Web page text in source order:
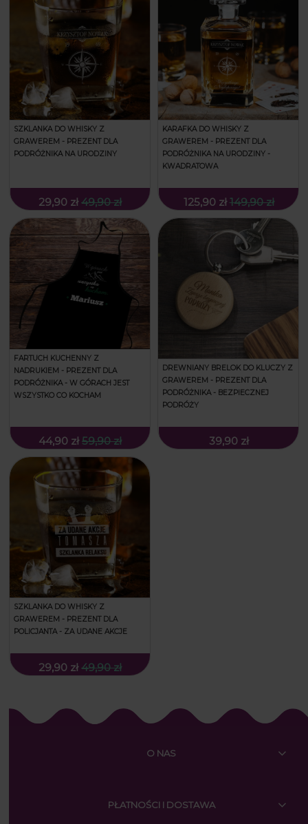
SZKLANKA DO WHISKY Z
GRAWEREM - PREZENT DLA
PODRÓŻNIKA NA URODZINY
29,90 zł 49,90 zł
KARAFKA DO WHISKY Z
GRAWEREM - PREZENT DLA
PODRÓŻNIKA NA URODZINY -
KWADRATOWA
125,90 zł 149,90 zł
FARTUCH KUCHENNY Z
NADRUKIEM - PREZENT DLA
PODRÓŻNIKA - W GÓRACH JEST
WSZYSTKO CO KOCHAM
44,90 zł 59,90 zł
DREWNIANY BRELOK DO KLUCZY Z
GRAWEREM - PREZENT DLA
PODRÓŻNIKA - BEZPIECZNEJ
PODRÓŻY
39,90 zł
SZKLANKA DO WHISKY Z
GRAWEREM - PREZENT DLA
POLICJANTA - ZA UDANE AKCJE
29,90 zł 49,90 zł
O NAS
PŁATNOŚCI I DOSTAWA